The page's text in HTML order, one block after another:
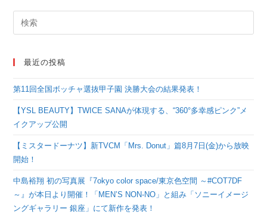
よりプレミア公開！
最近の投稿
第11回全国ボッチャ選抜甲子園 決勝大会の結果発表！
【YSL BEAUTY】TWICE SANAが体現する、“360°多幸感ピンク”メ
イクアップ公開
【ミスタードーナツ】新TVCM「Mrs. Donut」篇8月7日(金)から放映
開始！
中島裕翔 初の写真展『7okyo color space/東京色空間 ～#COT7DF
～』が本日より開催！「MEN’S NON-NO」と組み「ソニーイメージ
ングギャラリー 銀座」にて新作を発表！